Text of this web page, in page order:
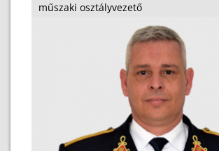
műszaki osztályvezető